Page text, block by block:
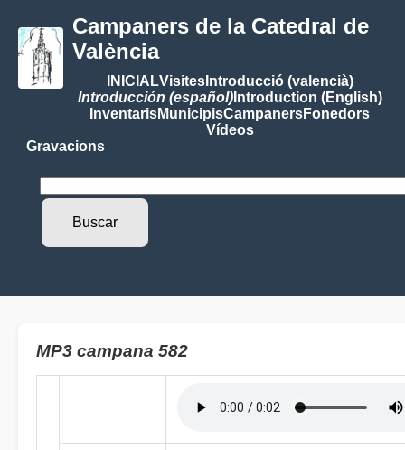
Campaners de la Catedral de
València
INICIALVisitesIntroducció (valencià)
Introducción (español)Introduction (English)
InventarisMunicipisCampanersFonedors
Vídeos
Gravacions
MP3 campana 582